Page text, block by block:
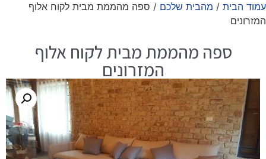
עמוד הבית / מהבית שלכם / ספה מהממת מבית לקוח אלוף
המזרונים
ספה מהממת מבית לקוח אלוף
המזרונים